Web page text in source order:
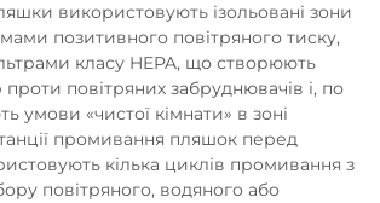
використовують ізольовані зони
позитивного повітряного тиску,
класу HEPA, що створюють
повітряних забруднювачів і, по
умови «чистої кімнати» в зоні
промивання пляшок перед
кілька циклів промивання з
повітряного, водяного або